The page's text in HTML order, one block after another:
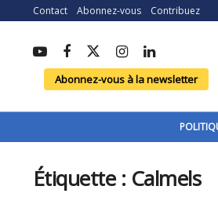
Contact Abonnez-vous Contribuez
Abonnez-vous à la newsletter
Étiquette : Calmels